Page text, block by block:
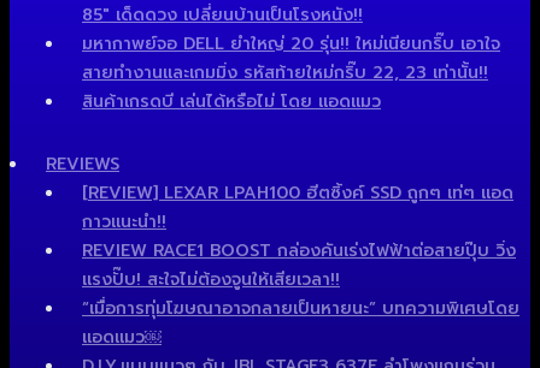
85″ เด็ดดวง เปลี่ยนบ้านเป็นโรงหนัง!!
มหากาพย์จอ DELL ยำใหญ่ 20 รุ่น!! ใหม่เนียนกริ๊บ เอาใจ
สายทำงานและเกมมิ่ง รหัสท้ายใหม่กริ๊บ 22, 23 เท่านั้น!!
สินค้าเกรดบี เล่นได้หรือไม่ โดย แอดแมว
REVIEWS
[REVIEW] LEXAR LPAH100 ฮีตซิ้งค์ SSD ถูกๆ เท่ๆ แอด
กาวแนะนำ!!
REVIEW RACE1 BOOST กล่องคันเร่งไฟฟ้าต่อสายปุ๊บ วิ่ง
แรงปั๊บ! สะใจไม่ต้องจูนให้เสียเวลา!!
“เมื่อการทุ่มโฆษณาอาจกลายเป็นหายนะ” บทความพิเศษโดย
แอดแมว￼